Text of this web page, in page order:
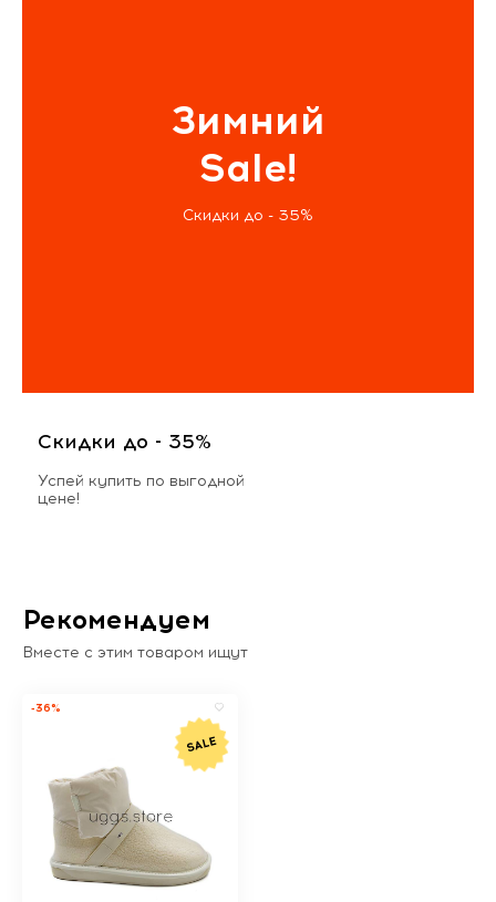
Зимний
Sale!
Скидки до - 35%
Скидки до - 35%
Успей купить по выгодной
цене!
Рекомендуем
Вместе с этим товаром ищут
-36%